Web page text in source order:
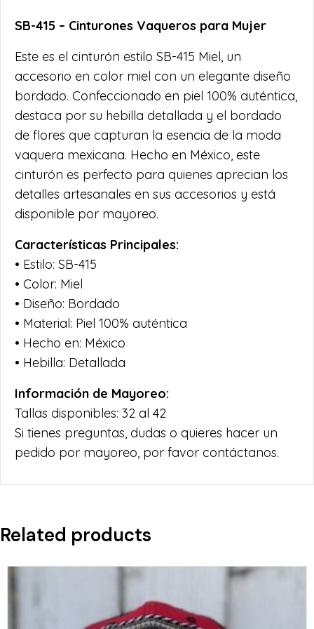
SB-415 – Cinturones Vaqueros para Mujer
Este es el cinturón estilo SB-415 Miel, un
accesorio en color miel con un elegante diseño
bordado. Confeccionado en piel 100% auténtica,
destaca por su hebilla detallada y el bordado
de flores que capturan la esencia de la moda
vaquera mexicana. Hecho en México, este
cinturón es perfecto para quienes aprecian los
detalles artesanales en sus accesorios y está
disponible por mayoreo.
Características Principales:
• Estilo: SB-415
• Color: Miel
• Diseño: Bordado
• Material: Piel 100% auténtica
• Hecho en: México
• Hebilla: Detallada
Información de Mayoreo:
Tallas disponibles: 32 al 42
Si tienes preguntas, dudas o quieres hacer un
pedido por mayoreo, por favor contáctanos.
Related products